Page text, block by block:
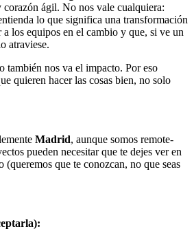
corazón ágil. No nos vale cualquiera:
lo que significa una transformación
a los equipos en el cambio y que, si ve un
atraviese.
también nos va el impacto. Por eso
quieren hacer las cosas bien, no solo
Madrid, aunque somos remote-
pueden necesitar que te dejes ver en
(queremos que te conozcan, no que seas